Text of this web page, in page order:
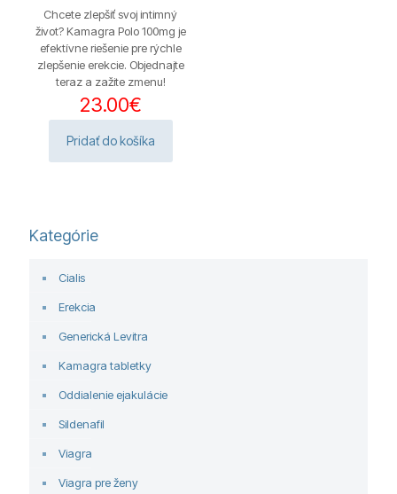
Chcete zlepšiť svoj intimný
život? Kamagra Polo 100mg je
efektívne riešenie pre rýchle
zlepšenie erekcie. Objednajte
teraz a zažite zmenu!
23.00€
Pridať do košíka
Kategórie
Cialis
Erekcia
Generická Levitra
Kamagra tabletky
Oddialenie ejakulácie
Sildenafil
Viagra
Viagra pre ženy